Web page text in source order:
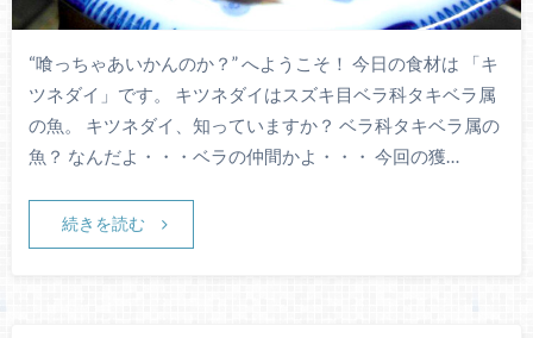
“喰っちゃあいかんのか？” へようこそ！ 今日の食材は 「キ
ツネダイ」です。 キツネダイはスズキ目ベラ科タキベラ属
の魚。 キツネダイ、知っていますか？ ベラ科タキベラ属の
魚？ なんだよ・・・ベラの仲間かよ・・・ 今回の獲…
続きを読む